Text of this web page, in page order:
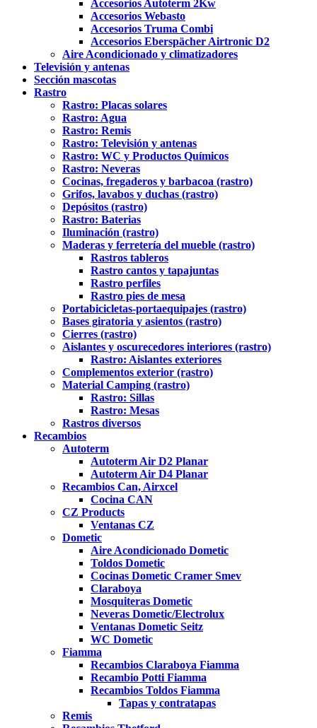
Accesorios Autoterm 2Kw
Accesorios Webasto
Accesorios Truma Combi
Accesorios Eberspächer Airtronic D2
Aire Acondicionado y climatizadores
Televisión y antenas
Sección mascotas
Rastro
Rastro: Placas solares
Rastro: Agua
Rastro: Remis
Rastro: Televisión y antenas
Rastro: WC y Productos Químicos
Rastro: Neveras
Cocinas, fregaderos y barbacoa (rastro)
Grifos, lavabos y duchas (rastro)
Depósitos (rastro)
Rastro: Baterias
Iluminación (rastro)
Maderas y ferretería del mueble (rastro)
Rastros tableros
Rastro cantos y tapajuntas
Rastro perfiles
Rastro pies de mesa
Portabicicletas-portaequipajes (rastro)
Bases giratoria y asientos (rastro)
Cierres (rastro)
Aislantes y oscurecedores interiores (rastro)
Rastro: Aislantes exteriores
Complementos exterior (rastro)
Material Camping (rastro)
Rastro: Sillas
Rastro: Mesas
Rastros diversos
Recambios
Autoterm
Autoterm Air D2 Planar
Autoterm Air D4 Planar
Recambios Can, Airxcel
Cocina CAN
CZ Products
Ventanas CZ
Dometic
Aire Acondicionado Dometic
Toldos Dometic
Cocinas Dometic Cramer Smev
Claraboya
Mosquiteras Dometic
Neveras Dometic/Electrolux
Ventanas Dometic Seitz
WC Dometic
Fiamma
Recambios Claraboya Fiamma
Recambio Potti Fiamma
Recambios Toldos Fiamma
Tapas y contratapas
Remis